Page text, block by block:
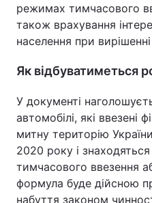
режимах тимчасового
також врахування
населення при
Як відбуватиметься
У документі
автомобілі, які ввезені
митну територію
2020 року і
тимчасового ввезення
формула буде дійсною
набуття законом